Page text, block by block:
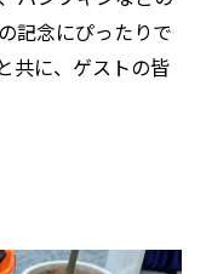
記念にぴったりで
共に、ゲストの皆